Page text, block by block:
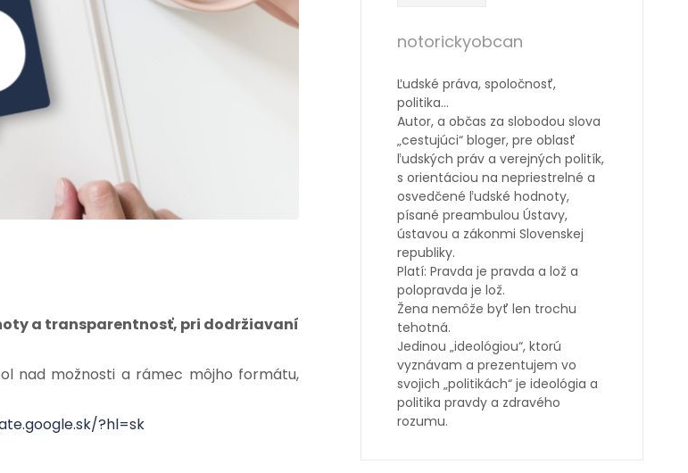
a transparentnosť, pri dodržiavaní
nad možnosti a rámec môjho formátu,
?hl=sk
notorickyobcan
Ľudské práva, spoločnosť,
politika…
Autor, a občas za slobodou slova
„cestujúci“ bloger, pre oblasť
ľudských práv a verejných politík,
s orientáciou na nepriestrelné a
osvedčené ľudské hodnoty,
písané preambulou Ústavy,
ústavou a zákonmi Slovenskej
republiky.
Platí: Pravda je pravda a lož a
polopravda je lož.
Žena nemôže byť len trochu
tehotná.
Jedinou „ideológiou“, ktorú
vyznávam a prezentujem vo
svojich „politikách“ je ideológia a
politika pravdy a zdravého
rozumu.